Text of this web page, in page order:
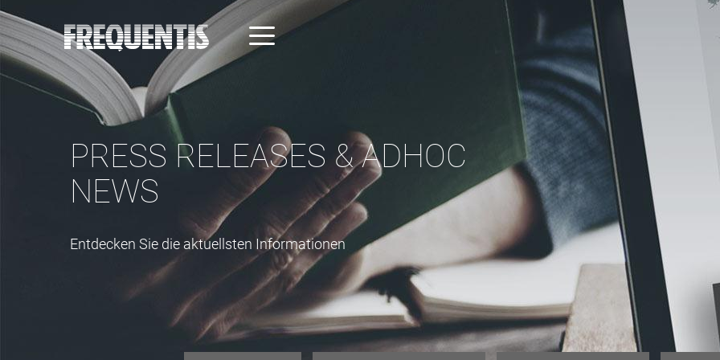
Direkt
zum
Inhalt
PRESS RELEASES & ADHOC
NEWS
Entdecken Sie die aktuellsten Informationen